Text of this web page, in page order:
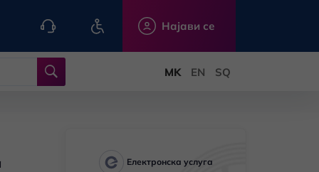
Најави се
Електронска услуга